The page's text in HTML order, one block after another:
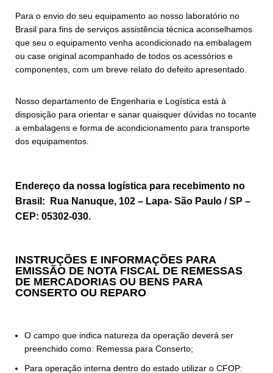
Para o envio do seu equipamento ao nosso laboratório no
Brasil para fins de serviços assistência técnica aconselhamos
que seu o equipamento venha acondicionado na embalagem
ou case original acompanhado de todos os acessórios e
componentes, com um breve relato do defeito apresentado.
Nosso departamento de Engenharia e Logística está à
disposição para orientar e sanar quaisquer dúvidas no tocante
a embalagens e forma de acondicionamento para transporte
dos equipamentos.
Endereço da nossa logística para recebimento no
Brasil: Rua Nanuque, 102 – Lapa- São Paulo / SP –
CEP: 05302-030.
INSTRUÇÕES E INFORMAÇÕES PARA
EMISSÃO DE NOTA FISCAL DE REMESSAS
DE MERCADORIAS OU BENS PARA
CONSERTO OU REPARO
O campo que indica natureza da operação deverá ser
preenchido como: Remessa para Conserto;
Para operação interna dentro do estado utilizar o CFOP: